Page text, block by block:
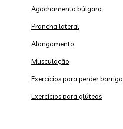
Agachamento búlgaro
Prancha lateral
Alongamento
Musculação
Exercícios para perder barriga
Exercícios para glúteos